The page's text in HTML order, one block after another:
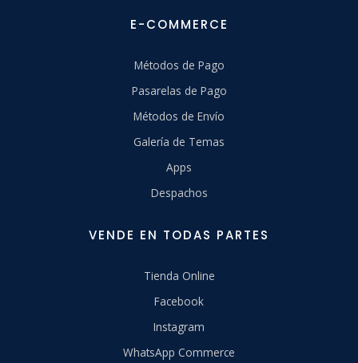
E-COMMERCE
Métodos de Pago
Pasarelas de Pago
Métodos de Envío
Galería de Temas
Apps
Despachos
VENDE EN TODAS PARTES
Tienda Online
Facebook
Instagram
WhatsApp Commerce